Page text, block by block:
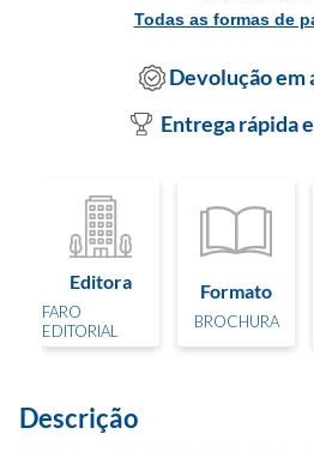
Todas as formas de
Devolução em
Entrega rápida
Editora
FARO
EDITORIAL
Formato
BROCHURA
Descrição